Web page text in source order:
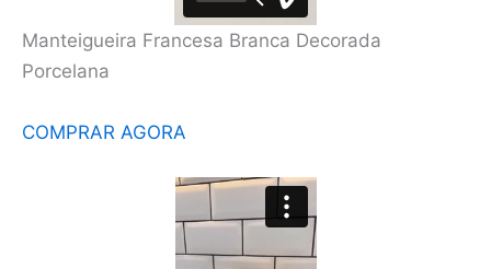
Manteigueira Francesa Branca Decorada
Porcelana
COMPRAR AGORA